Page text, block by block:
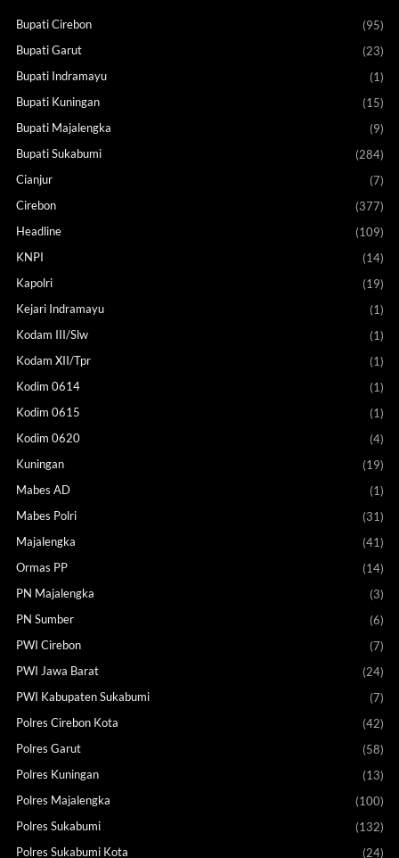
Bupati Cirebon
(95)
Bupati Garut
(23)
Bupati Indramayu
(1)
Bupati Kuningan
(15)
Bupati Majalengka
(9)
Bupati Sukabumi
(284)
Cianjur
(7)
Cirebon
(377)
Headline
(109)
KNPI
(14)
Kapolri
(19)
Kejari Indramayu
(1)
Kodam III/Slw
(1)
Kodam XII/Tpr
(1)
Kodim 0614
(1)
Kodim 0615
(1)
Kodim 0620
(4)
Kuningan
(19)
Mabes AD
(1)
Mabes Polri
(31)
Majalengka
(41)
Ormas PP
(14)
PN Majalengka
(3)
PN Sumber
(6)
PWI Cirebon
(7)
PWI Jawa Barat
(24)
PWI Kabupaten Sukabumi
(7)
Polres Cirebon Kota
(42)
Polres Garut
(58)
Polres Kuningan
(13)
Polres Majalengka
(100)
Polres Sukabumi
(132)
Polres Sukabumi Kota
(24)